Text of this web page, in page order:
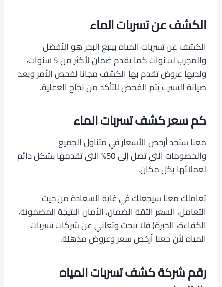
الكشف عن تسربات الماء
الكشف عن تسربات المياه بينبع البحر هو الأفضل
والمجرب لسنوات كما تقدم ضمان لأكثر من 5 سنوات،
ولديها عروض تقدم بها الكشف مجانا لفحص الأمر وبعد
صيانة التسرب يتم الفحص للتأكد من نجاح العملية.
كم سعر كشف تسربات الماء
معنا ستجد أرخص الأسعار في متناول الجميع
والخصومات التي تصل إلى 50% التي تقدمها بشكل دائم
لعملائها بكل مكان.
تعاملك معنا سيجعلك في غاية السعادة من حيث
التعامل، السعر الثقة الضمان، الأمان النتيجة المضمونة،
الكفاءة، الخبرة) فلا تبحث وتعاني عن شركات تسربات
المياه لأن معنا أرخص سعر وعروض مذهلة.
رقم شركة كشف تسربات المياه